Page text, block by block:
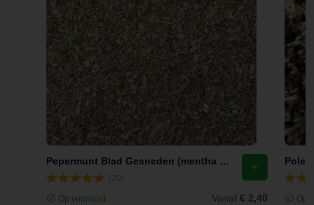
Pepermunt Blad Gesneden (mentha x piperita l.)
Op voorraad Vanaf € 2,40 Op